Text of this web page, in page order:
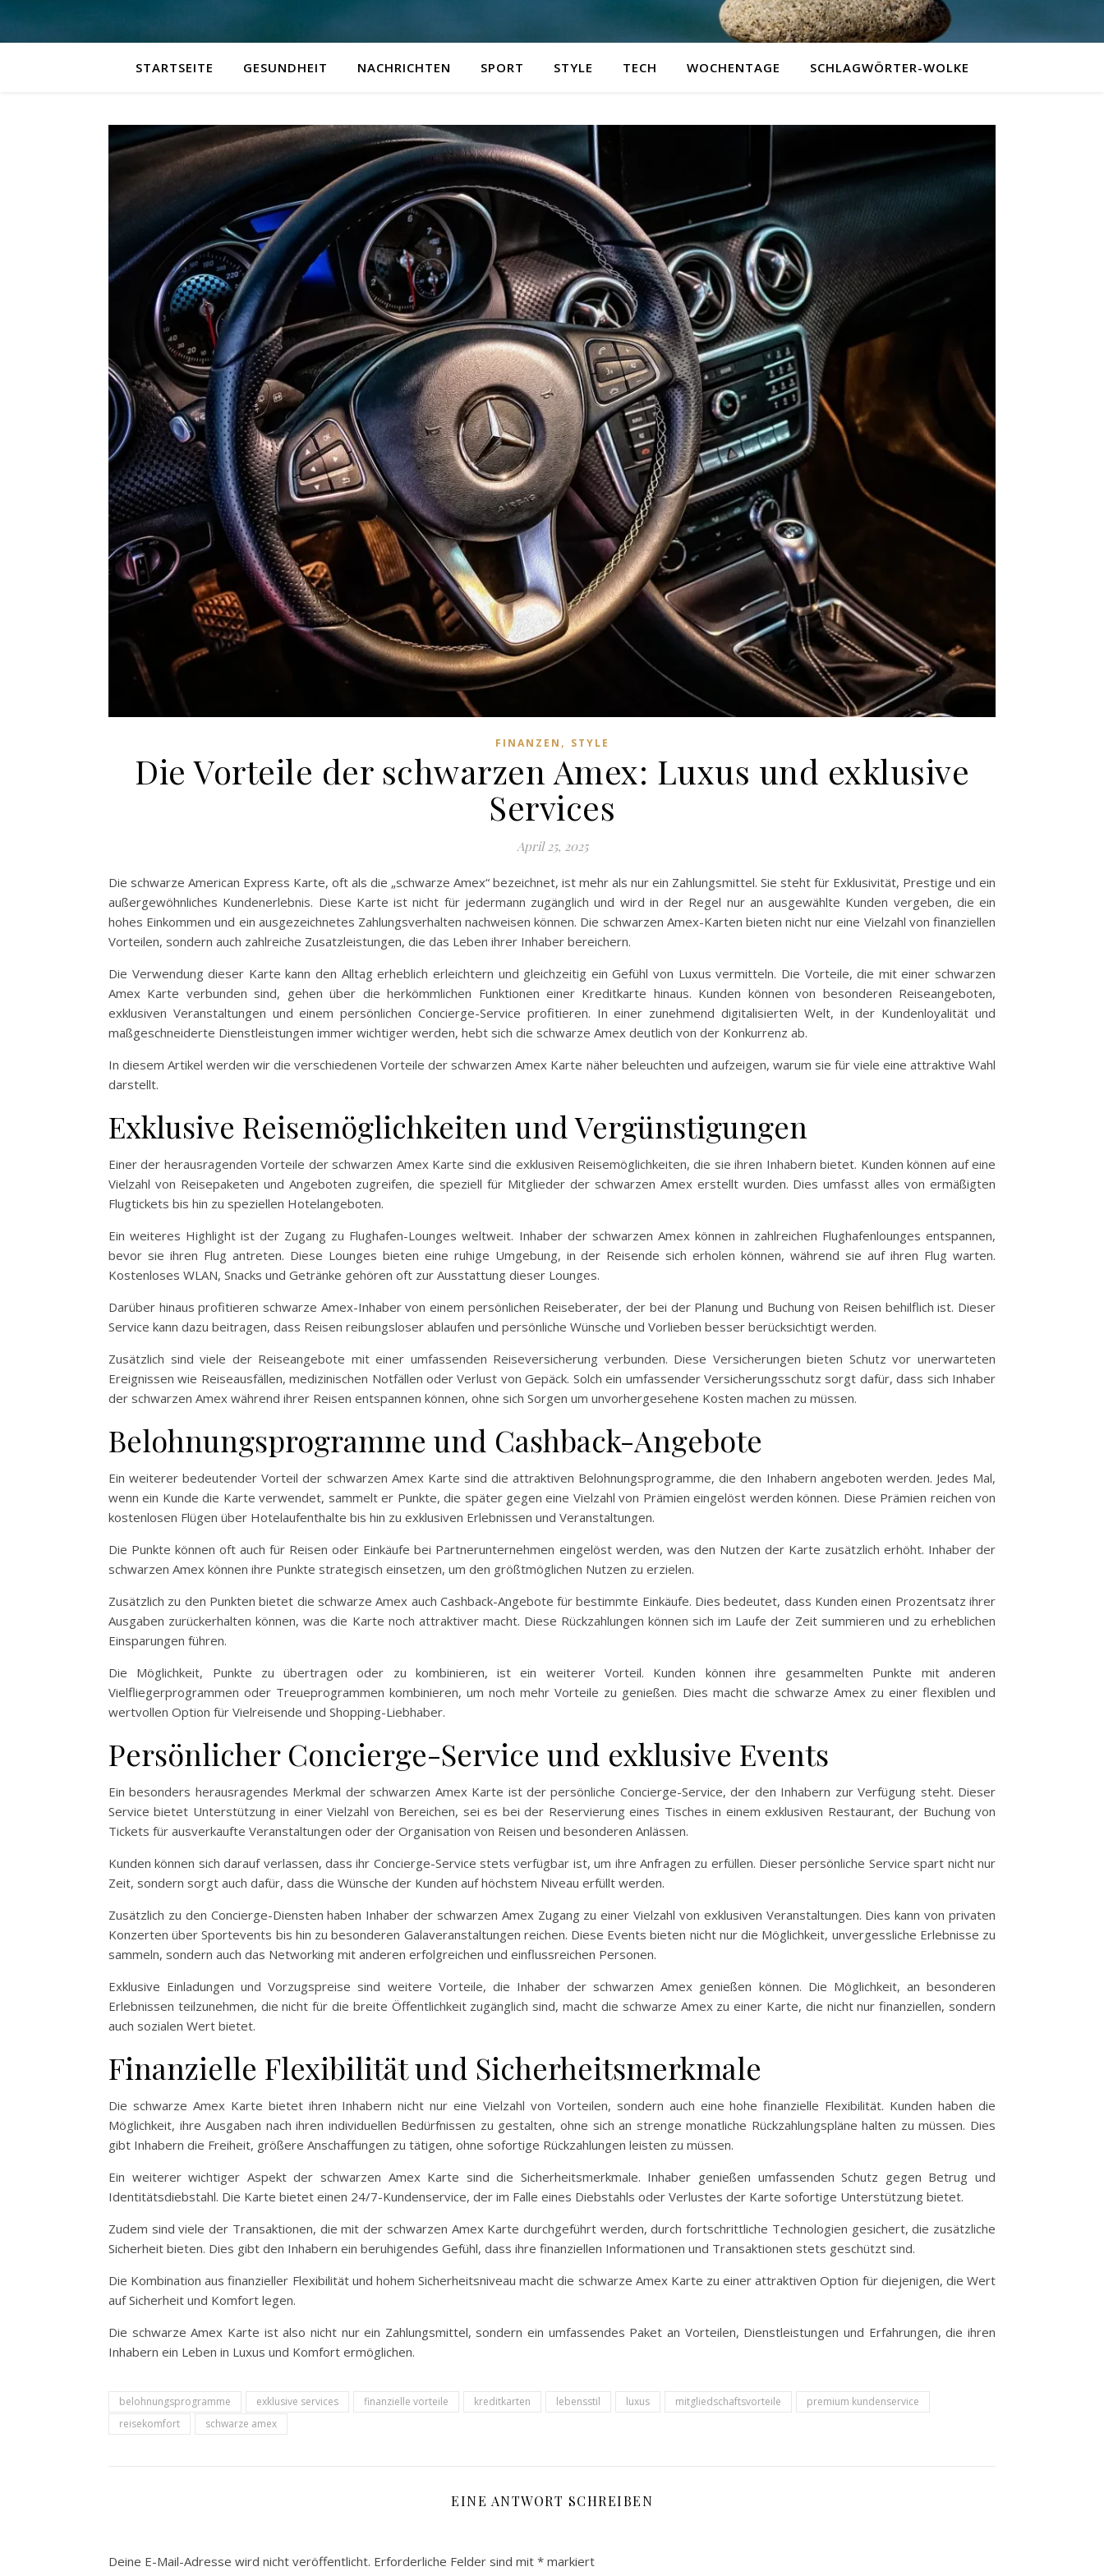
STARTSEITE GESUNDHEIT NACHRICHTEN SPORT STYLE TECH WOCHENTAGE SCHLAGWÖRTER-WOLKE
FINANZEN , STYLE
Die Vorteile der schwarzen Amex: Luxus und exklusive
Services
April 25, 2025
Die schwarze American Express Karte, oft als die „schwarze Amex“ bezeichnet, ist mehr als nur ein Zahlungsmittel. Sie steht für Exklusivität, Prestige und ein
außergewöhnliches Kundenerlebnis. Diese Karte ist nicht für jedermann zugänglich und wird in der Regel nur an ausgewählte Kunden vergeben, die ein
hohes Einkommen und ein ausgezeichnetes Zahlungsverhalten nachweisen können. Die schwarzen Amex-Karten bieten nicht nur eine Vielzahl von finanziellen
Vorteilen, sondern auch zahlreiche Zusatzleistungen, die das Leben ihrer Inhaber bereichern.
Die Verwendung dieser Karte kann den Alltag erheblich erleichtern und gleichzeitig ein Gefühl von Luxus vermitteln. Die Vorteile, die mit einer schwarzen
Amex Karte verbunden sind, gehen über die herkömmlichen Funktionen einer Kreditkarte hinaus. Kunden können von besonderen Reiseangeboten,
exklusiven Veranstaltungen und einem persönlichen Concierge-Service profitieren. In einer zunehmend digitalisierten Welt, in der Kundenloyalität und
maßgeschneiderte Dienstleistungen immer wichtiger werden, hebt sich die schwarze Amex deutlich von der Konkurrenz ab.
In diesem Artikel werden wir die verschiedenen Vorteile der schwarzen Amex Karte näher beleuchten und aufzeigen, warum sie für viele eine attraktive Wahl
darstellt.
Exklusive Reisemöglichkeiten und Vergünstigungen
Einer der herausragenden Vorteile der schwarzen Amex Karte sind die exklusiven Reisemöglichkeiten, die sie ihren Inhabern bietet. Kunden können auf eine
Vielzahl von Reisepaketen und Angeboten zugreifen, die speziell für Mitglieder der schwarzen Amex erstellt wurden. Dies umfasst alles von ermäßigten
Flugtickets bis hin zu speziellen Hotelangeboten.
Ein weiteres Highlight ist der Zugang zu Flughafen-Lounges weltweit. Inhaber der schwarzen Amex können in zahlreichen Flughafenlounges entspannen,
bevor sie ihren Flug antreten. Diese Lounges bieten eine ruhige Umgebung, in der Reisende sich erholen können, während sie auf ihren Flug warten.
Kostenloses WLAN, Snacks und Getränke gehören oft zur Ausstattung dieser Lounges.
Darüber hinaus profitieren schwarze Amex-Inhaber von einem persönlichen Reiseberater, der bei der Planung und Buchung von Reisen behilflich ist. Dieser
Service kann dazu beitragen, dass Reisen reibungsloser ablaufen und persönliche Wünsche und Vorlieben besser berücksichtigt werden.
Zusätzlich sind viele der Reiseangebote mit einer umfassenden Reiseversicherung verbunden. Diese Versicherungen bieten Schutz vor unerwarteten
Ereignissen wie Reiseausfällen, medizinischen Notfällen oder Verlust von Gepäck. Solch ein umfassender Versicherungsschutz sorgt dafür, dass sich Inhaber
der schwarzen Amex während ihrer Reisen entspannen können, ohne sich Sorgen um unvorhergesehene Kosten machen zu müssen.
Belohnungsprogramme und Cashback-Angebote
Ein weiterer bedeutender Vorteil der schwarzen Amex Karte sind die attraktiven Belohnungsprogramme, die den Inhabern angeboten werden. Jedes Mal,
wenn ein Kunde die Karte verwendet, sammelt er Punkte, die später gegen eine Vielzahl von Prämien eingelöst werden können. Diese Prämien reichen von
kostenlosen Flügen über Hotelaufenthalte bis hin zu exklusiven Erlebnissen und Veranstaltungen.
Die Punkte können oft auch für Reisen oder Einkäufe bei Partnerunternehmen eingelöst werden, was den Nutzen der Karte zusätzlich erhöht. Inhaber der
schwarzen Amex können ihre Punkte strategisch einsetzen, um den größtmöglichen Nutzen zu erzielen.
Zusätzlich zu den Punkten bietet die schwarze Amex auch Cashback-Angebote für bestimmte Einkäufe. Dies bedeutet, dass Kunden einen Prozentsatz ihrer
Ausgaben zurückerhalten können, was die Karte noch attraktiver macht. Diese Rückzahlungen können sich im Laufe der Zeit summieren und zu erheblichen
Einsparungen führen.
Die Möglichkeit, Punkte zu übertragen oder zu kombinieren, ist ein weiterer Vorteil. Kunden können ihre gesammelten Punkte mit anderen
Vielfliegerprogrammen oder Treueprogrammen kombinieren, um noch mehr Vorteile zu genießen. Dies macht die schwarze Amex zu einer flexiblen und
wertvollen Option für Vielreisende und Shopping-Liebhaber.
Persönlicher Concierge-Service und exklusive Events
Ein besonders herausragendes Merkmal der schwarzen Amex Karte ist der persönliche Concierge-Service, der den Inhabern zur Verfügung steht. Dieser
Service bietet Unterstützung in einer Vielzahl von Bereichen, sei es bei der Reservierung eines Tisches in einem exklusiven Restaurant, der Buchung von
Tickets für ausverkaufte Veranstaltungen oder der Organisation von Reisen und besonderen Anlässen.
Kunden können sich darauf verlassen, dass ihr Concierge-Service stets verfügbar ist, um ihre Anfragen zu erfüllen. Dieser persönliche Service spart nicht nur
Zeit, sondern sorgt auch dafür, dass die Wünsche der Kunden auf höchstem Niveau erfüllt werden.
Zusätzlich zu den Concierge-Diensten haben Inhaber der schwarzen Amex Zugang zu einer Vielzahl von exklusiven Veranstaltungen. Dies kann von privaten
Konzerten über Sportevents bis hin zu besonderen Galaveranstaltungen reichen. Diese Events bieten nicht nur die Möglichkeit, unvergessliche Erlebnisse zu
sammeln, sondern auch das Networking mit anderen erfolgreichen und einflussreichen Personen.
Exklusive Einladungen und Vorzugspreise sind weitere Vorteile, die Inhaber der schwarzen Amex genießen können. Die Möglichkeit, an besonderen
Erlebnissen teilzunehmen, die nicht für die breite Öffentlichkeit zugänglich sind, macht die schwarze Amex zu einer Karte, die nicht nur finanziellen, sondern
auch sozialen Wert bietet.
Finanzielle Flexibilität und Sicherheitsmerkmale
Die schwarze Amex Karte bietet ihren Inhabern nicht nur eine Vielzahl von Vorteilen, sondern auch eine hohe finanzielle Flexibilität. Kunden haben die
Möglichkeit, ihre Ausgaben nach ihren individuellen Bedürfnissen zu gestalten, ohne sich an strenge monatliche Rückzahlungspläne halten zu müssen. Dies
gibt Inhabern die Freiheit, größere Anschaffungen zu tätigen, ohne sofortige Rückzahlungen leisten zu müssen.
Ein weiterer wichtiger Aspekt der schwarzen Amex Karte sind die Sicherheitsmerkmale. Inhaber genießen umfassenden Schutz gegen Betrug und
Identitätsdiebstahl. Die Karte bietet einen 24/7-Kundenservice, der im Falle eines Diebstahls oder Verlustes der Karte sofortige Unterstützung bietet.
Zudem sind viele der Transaktionen, die mit der schwarzen Amex Karte durchgeführt werden, durch fortschrittliche Technologien gesichert, die zusätzliche
Sicherheit bieten. Dies gibt den Inhabern ein beruhigendes Gefühl, dass ihre finanziellen Informationen und Transaktionen stets geschützt sind.
Die Kombination aus finanzieller Flexibilität und hohem Sicherheitsniveau macht die schwarze Amex Karte zu einer attraktiven Option für diejenigen, die Wert
auf Sicherheit und Komfort legen.
Die schwarze Amex Karte ist also nicht nur ein Zahlungsmittel, sondern ein umfassendes Paket an Vorteilen, Dienstleistungen und Erfahrungen, die ihren
Inhabern ein Leben in Luxus und Komfort ermöglichen.
belohnungsprogramme exklusive services finanzielle vorteile kreditkarten lebensstil luxus mitgliedschaftsvorteile
premium kundenservice
reisekomfort
schwarze amex
EINE ANTWORT SCHREIBEN
Deine E-Mail-Adresse wird nicht veröffentlicht. Erforderliche Felder sind mit * markiert